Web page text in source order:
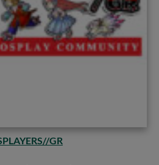
GR